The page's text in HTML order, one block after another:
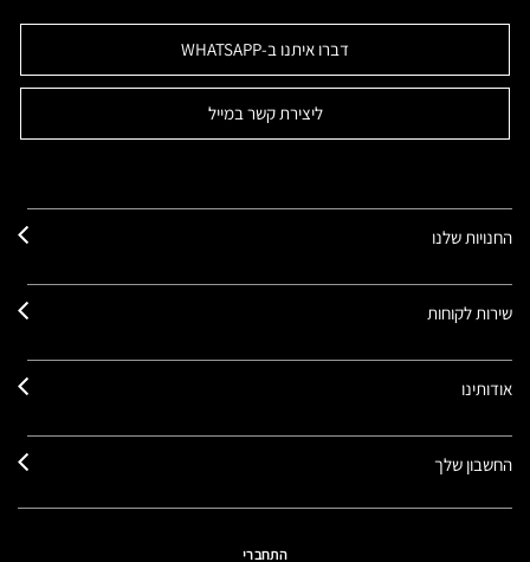
דברו איתנו ב-WHATSAPP
ליצירת קשר במייל
החנויות שלנו
שירות לקוחות
אודותינו
החשבון שלך
התחברי